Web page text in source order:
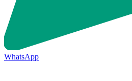
WhatsApp